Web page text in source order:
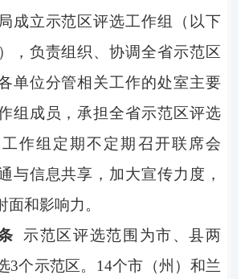
成立示范区评选工作组（以下
，负责组织、协调全省示范区
单位分管相关工作的处室主要
组成员，承担全省示范区评选
作组定期不定期召开联席会
与信息共享，加大宣传力度，
和影响力。
示范区评选范围为市、县两
3个示范区。 14个市（州）和兰